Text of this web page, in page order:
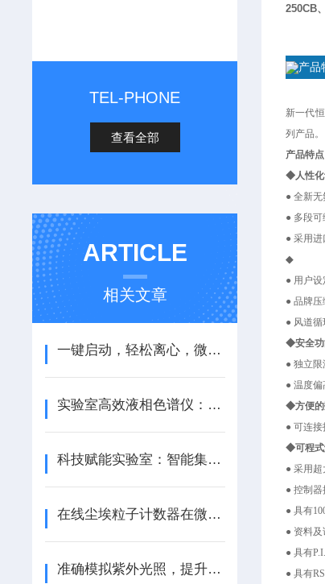
TEL-PHONE
查看全部
ARTICLE
相关文章
一键启动，轻松离心，微孔板迷你离心机让科研实验更高效、更省心！
实验室高效液相色谱仪：提升检测效率与精度 为农田管理提供数据支持
科技赋能实验室：智能集菌仪，微生物检测的智慧之选
在线尘埃粒子计数器在微尘污染监控中的全面应用解析
准确模拟紫外光照，提升产品耐候性能——紫外光耐气候试验箱
250CB
产品
新一代
列产品。
产品特点
◆人性化
● 全新无
● 多段
● 采用
◆
● 用户
● 品牌压
● 风道
◆安全
● 独立
● 温度
◆方便的
● 可连
◆可程式
● 采用超
● 控制器
● 具有
● 资料
● 具有
● 具有